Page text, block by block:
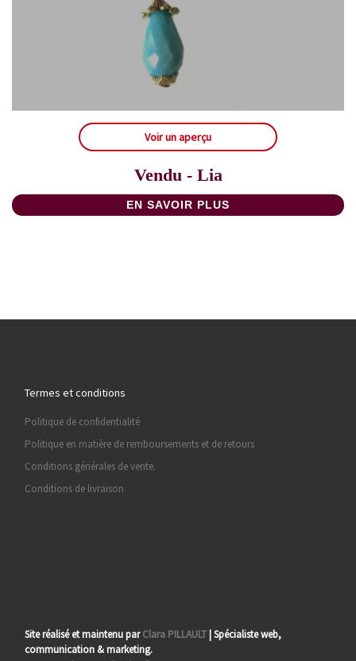
Voir un aperçu
Vendu - Lia
EN SAVOIR PLUS
Termes et conditions
Politique de confidentialité
Politique en matière de remboursements et de retours
Conditions générales de vente.
Conditions de livraison
Site réalisé et maintenu parClara PILLAULT | Spécialiste web,
communication & marketing.